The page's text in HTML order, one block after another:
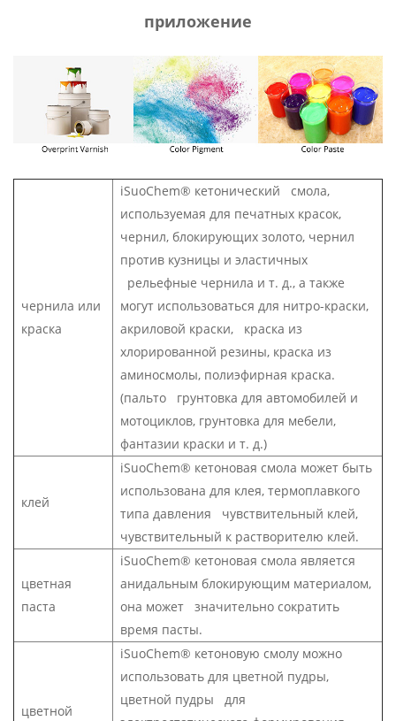
приложение
чернила или
краска
iSuoChem® кетонический смола,
используемая для печатных красок,
чернил, блокирующих золото, чернил
против кузницы и эластичных
рельефные чернила и т. д., а также
могут использоваться для нитро-краски,
акриловой краски, краска из
хлорированной резины, краска из
аминосмолы, полиэфирная краска.
(пальто грунтовка для автомобилей и
мотоциклов, грунтовка для мебели,
фантазии краски и т. д.)
клей
iSuoChem® кетоновая смола может быть
использована для клея, термоплавкого
типа давления чувствительный клей,
чувствительный к растворителю клей.
цветная
паста
iSuoChem® кетоновая смола является
анидальным блокирующим материалом,
она может значительно сократить
время пасты.
цветной
iSuoChem® кетоновую смолу можно
использовать для цветной пудры,
цветной пудры для